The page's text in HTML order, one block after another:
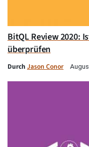
BitQL Review 2020:
überprüfen
Durch Jason Conor